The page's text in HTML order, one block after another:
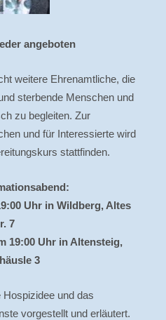
angeboten
weitere Ehrenamtliche, die
sterbende Menschen und
zu begleiten. Zur
und für Interessierte wird
stattfinden.
Uhr in Wildberg, Altes
7
19:00 Uhr in Altensteig,
3
Hospizidee und das
vorgestellt und erläutert.